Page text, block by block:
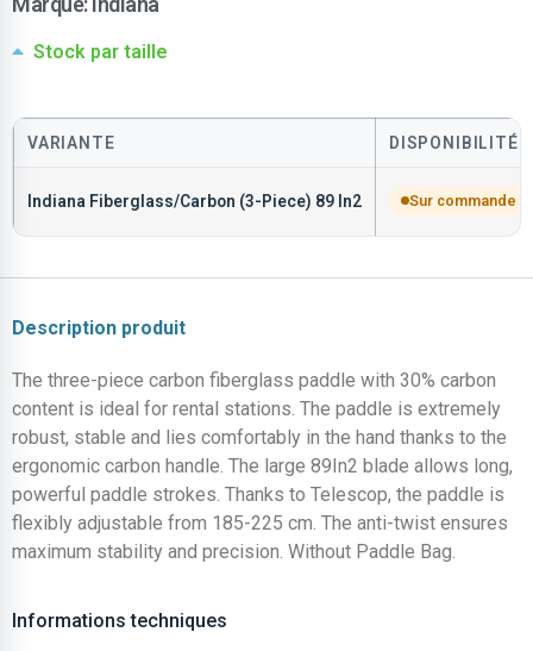
Stock par taille
VARIANTE DISPONIBILITÉ
Indiana Fiberglass/Carbon (3-Piece) 89 In2 Sur commande
Description produit
The three-piece carbon fiberglass paddle with 30% carbon
content is ideal for rental stations. The paddle is extremely
robust, stable and lies comfortably in the hand thanks to the
ergonomic carbon handle. The large 89In2 blade allows long,
powerful paddle strokes. Thanks to Telescop, the paddle is
flexibly adjustable from 185-225 cm. The anti-twist ensures
maximum stability and precision. Without Paddle Bag.
Informations techniques